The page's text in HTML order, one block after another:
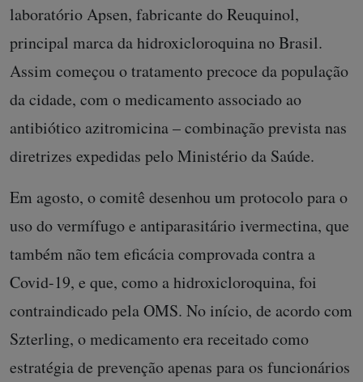
laboratório Apsen, fabricante do Reuquinol,
principal marca da hidroxicloroquina no Brasil.
Assim começou o tratamento precoce da população
da cidade, com o medicamento associado ao
antibiótico azitromicina – combinação prevista nas
diretrizes expedidas pelo Ministério da Saúde.
Em agosto, o comitê desenhou um protocolo para o
uso do vermífugo e antiparasitário ivermectina, que
também não tem eficácia comprovada contra a
Covid-19, e que, como a hidroxicloroquina, foi
contraindicado pela OMS. No início, de acordo com
Szterling, o medicamento era receitado como
estratégia de prevenção apenas para os funcionários